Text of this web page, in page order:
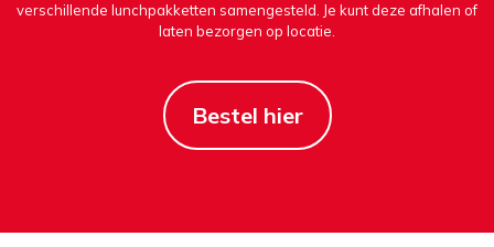
verschillende lunchpakketten samengesteld. Je kunt deze afhalen of
laten bezorgen op locatie.
Bestel hier